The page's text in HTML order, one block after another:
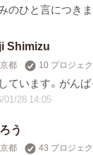
のひと言につき
Shimizu
都 10 プロジェ
ています。がんば
01/28 14:05
う
都 43 プロジェ